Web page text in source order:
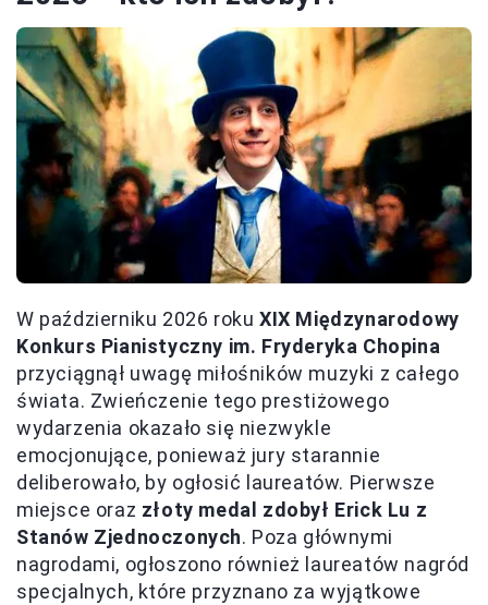
W październiku 2026 roku XIX Międzynarodowy
Konkurs Pianistyczny im. Fryderyka Chopina
przyciągnął uwagę miłośników muzyki z całego
świata. Zwieńczenie tego prestiżowego
wydarzenia okazało się niezwykle
emocjonujące, ponieważ jury starannie
deliberowało, by ogłosić laureatów. Pierwsze
miejsce oraz złoty medal zdobył Erick Lu z
Stanów Zjednoczonych. Poza głównymi
nagrodami, ogłoszono również laureatów nagród
specjalnych, które przyznano za wyjątkowe